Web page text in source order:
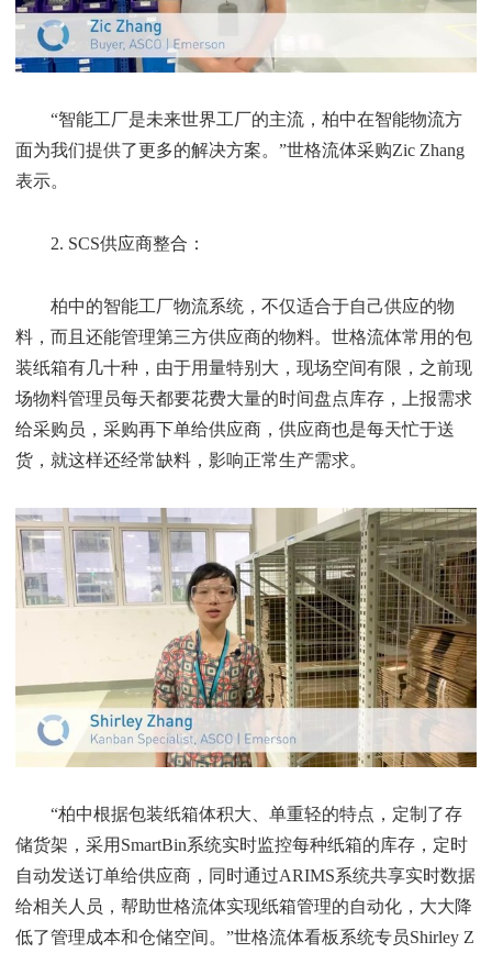
“智能工厂是未来世界工厂的主流，柏中在智能物流方
面为我们提供了更多的解决方案。”世格流体采购Zic Zhang
表示。
2. SCS供应商整合：
柏中的智能工厂物流系统，不仅适合于自己供应的物
料，而且还能管理第三方供应商的物料。世格流体常用的包
装纸箱有几十种，由于用量特别大，现场空间有限，之前现
场物料管理员每天都要花费大量的时间盘点库存，上报需求
给采购员，采购再下单给供应商，供应商也是每天忙于送
货，就这样还经常缺料，影响正常生产需求。
“柏中根据包装纸箱体积大、单重轻的特点，定制了存
储货架，采用SmartBin系统实时监控每种纸箱的库存，定时
自动发送订单给供应商，同时通过ARIMS系统共享实时数据
给相关人员，帮助世格流体实现纸箱管理的自动化，大大降
低了管理成本和仓储空间。”世格流体看板系统专员Shirley Z